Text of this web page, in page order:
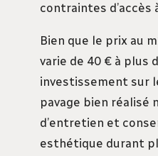
contraintes d’accès
Bien que le prix au
varie de 40 € à plus
investissement sur
pavage bien réalisé
d’entretien et
esthétique durant